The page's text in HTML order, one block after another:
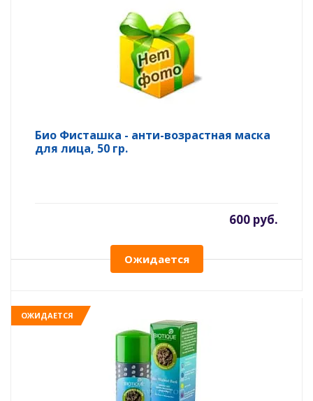
Био Фисташка - анти-возрастная маска
для лица, 50 гр.
600 руб.
Ожидается
ОЖИДАЕТСЯ